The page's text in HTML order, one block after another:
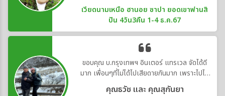
เวียดนามเหนือ ฮานอย ซาปา ยอดเขาฟานสิ
ปัน 4วัน3คืน 1-4 ธ.ค.67
ขอบคุณ บ.กรุงเทพฯ อินเตอร์ แทรเวล จัดได้ดี
มาก เพื่อนๆที่ไม่ได้ไปเสียดายกันมาก เพราะไปได้
คุณธวัช และ คุณสุกันยา